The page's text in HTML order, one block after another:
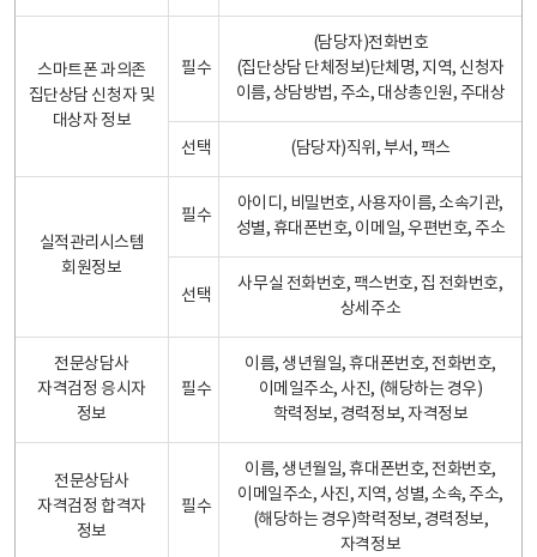
스마트폰 과의존
집단상담 신청자 및
대상자 정보
필수
(담당자)전화번호
(집단상담 단체정보)단체명, 지역, 신청자
이름, 상담방법, 주소, 대상총인원, 주대상
선택 (담당자)직위, 부서, 팩스
실적관리시스템
회원정보
필수
아이디, 비밀번호, 사용자이름, 소속기관,
성별, 휴대폰번호, 이메일, 우편번호, 주소
선택
사무실 전화번호, 팩스번호, 집 전화번호,
상세주소
전문상담사
자격검정 응시자
정보
필수
이름, 생년월일, 휴대폰번호, 전화번호,
이메일주소, 사진, (해당하는 경우)
학력정보, 경력정보, 자격정보
전문상담사
자격검정 합격자
정보
필수
이름, 생년월일, 휴대폰번호, 전화번호,
이메일주소, 사진, 지역, 성별, 소속, 주소,
(해당하는 경우)학력정보, 경력정보,
자격정보